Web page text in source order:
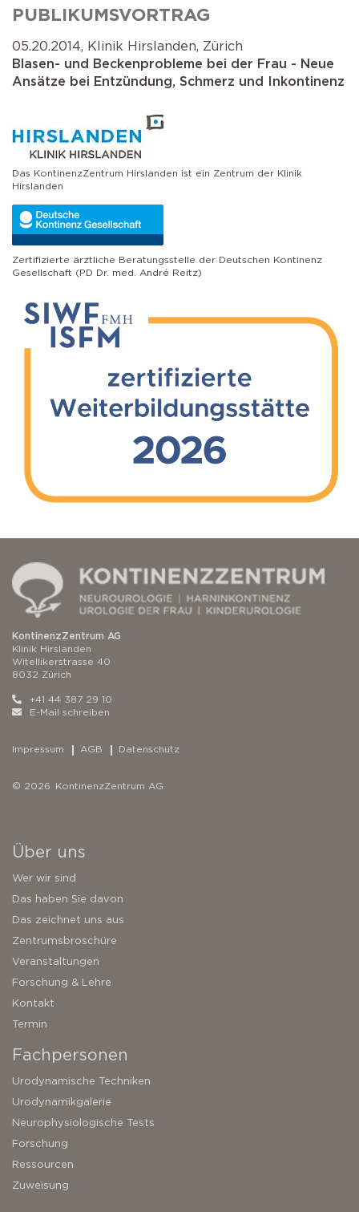
PUBLIKUMSVORTRAG
05.20.2014, Klinik Hirslanden, Zürich
Blasen- und Beckenprobleme bei der Frau - Neue
Ansätze bei Entzündung, Schmerz und Inkontinenz
Das KontinenzZentrum Hirslanden ist ein Zentrum der Klinik
Hirslanden
Zertifizierte ärztliche Beratungsstelle der Deutschen Kontinenz
Gesellschaft (PD Dr. med. André Reitz)
KontinenzZentrum AG
Klinik Hirslanden
Witellikerstrasse 40
8032 Zürich
+41 44 387 29 10
E-Mail schreiben
Impressum AGB Datenschutz
© 2026 KontinenzZentrum AG
Über uns
Wer wir sind
Das haben Sie davon
Das zeichnet uns aus
Zentrumsbroschüre
Veranstaltungen
Forschung & Lehre
Kontakt
Termin
Fachpersonen
Urodynamische Techniken
Urodynamikgalerie
Neurophysiologische Tests
Forschung
Ressourcen
Zuweisung
Selbstkatheterismus
Victo & Victo plus
Schliessmuskelprothese
Operationen der Prostata
Operation bei Senkungen